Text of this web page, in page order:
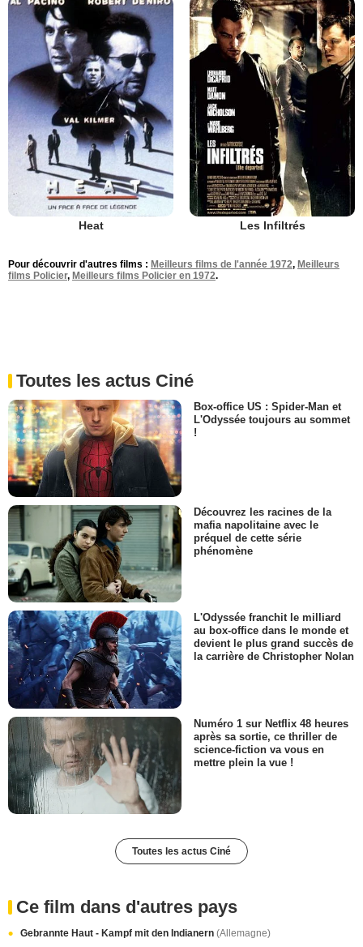
Heat Les Infiltrés
Pour découvrir d'autres films : Meilleurs films de l'année 1972, Meilleurs
films Policier, Meilleurs films Policier en 1972.
Toutes les actus Ciné
Box-office US : Spider-Man et
L'Odyssée toujours au sommet
!
Découvrez les racines de la
mafia napolitaine avec le
préquel de cette série
phénomène
L'Odyssée franchit le milliard
au box-office dans le monde et
devient le plus grand succès de
la carrière de Christopher Nolan
Numéro 1 sur Netflix 48 heures
après sa sortie, ce thriller de
science-fiction va vous en
mettre plein la vue !
Toutes les actus Ciné
Ce film dans d'autres pays
Gebrannte Haut - Kampf mit den Indianern (Allemagne)